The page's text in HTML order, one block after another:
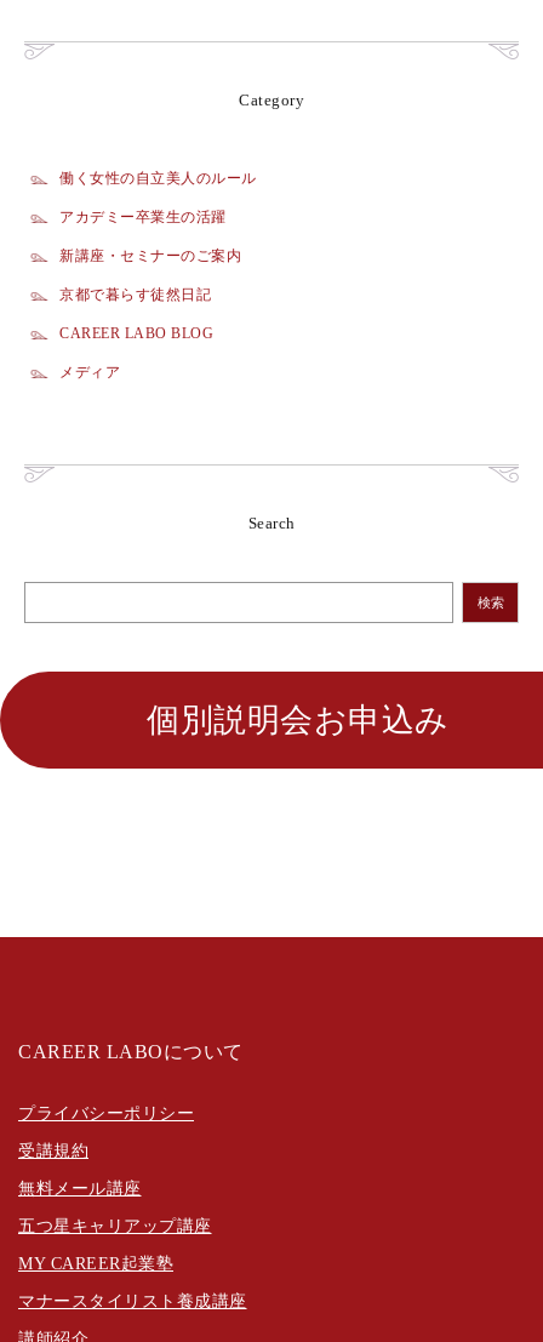
Category
働く女性の自立美人のルール
アカデミー卒業生の活躍
新講座・セミナーのご案内
京都で暮らす徒然日記
CAREER LABO BLOG
メディア
Search
検索
個別説明会お申込み
CAREER LABOについて
プライバシーポリシー
受講規約
無料メール講座
五つ星キャリアップ講座
MY CAREER起業塾
マナースタイリスト養成講座